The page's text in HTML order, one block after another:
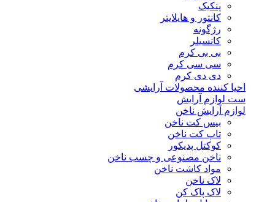
پنکیک
کانتور و هایلایتر
رژگونه
کانسیلر
بی بی کرم
سی سی کرم
دی دی کرم
احیا کننده محصولات آرایشی
ست لوازم آرایش
لوازم آرایش ناخن
بیس کت ناخن
تاپ کت ناخن
کوکتل پدیکور
ناخن مصنوعی و چسب ناخن
مواد کاشت ناخن
لاک ناخن
لاک پاک کن